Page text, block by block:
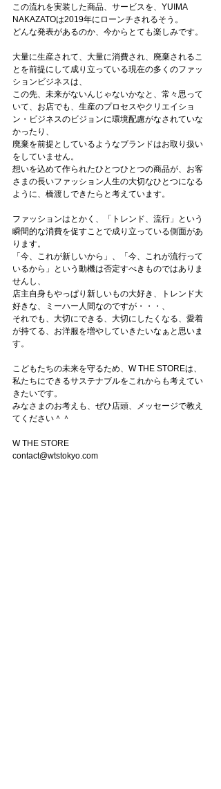
この流れを実装した商品、サービスを、YUIMA
NAKAZATOは2019年にローンチされるそう。
どんな発表があるのか、今からとても楽しみです。
大量に生産されて、大量に消費され、廃棄されるこ
とを前提にして成り立っている現在の多くのファッ
ションビジネスは、
この先、未来がないんじゃないかなと、常々思って
いて、お店でも、生産のプロセスやクリエイショ
ン・ビジネスのビジョンに環境配慮がなされていな
かったり、
廃棄を前提としているようなブランドはお取り扱い
をしていません。
想いを込めて作られたひとつひとつの商品が、お客
さまの長いファッション人生の大切なひとつになる
ように、橋渡しできたらと考えています。
ファッションはとかく、「トレンド、流行」という
瞬間的な消費を促すことで成り立っている側面があ
ります。
「今、これが新しいから」、「今、これが流行って
いるから」という動機は否定すべきものではありま
せんし、
店主自身もやっぱり新しいもの大好き、トレンド大
好きな、ミーハー人間なのですが・・・、
それでも、大切にできる、大切にしたくなる、愛着
が持てる、お洋服を増やしていきたいなぁと思いま
す。
こどもたちの未来を守るため、W THE STOREは、
私たちにできるサステナブルをこれからも考えてい
きたいです。
みなさまのお考えも、ぜひ店頭、メッセージで教え
てください＾＾
W THE STORE
contact@wtstokyo.com